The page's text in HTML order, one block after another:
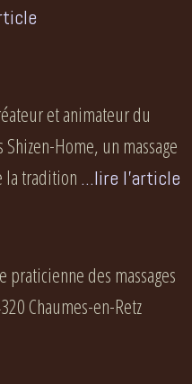
et animateur du
Shizen-Home, un massage
la tradition ...lire l'article
praticienne des massages
Chaumes-en-Retz